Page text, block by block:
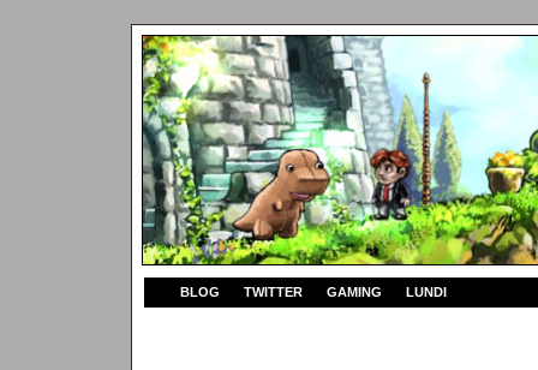
BLOG TWITTER GAMING LUNDI